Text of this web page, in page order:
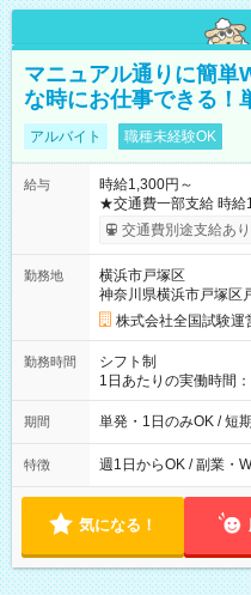
マニュアル通りに簡単
な時にお仕事できる
アルバイト 職種未経験OK
給与
時給1,300円～
★交通費一部支給 時
※勤務回数により昇給
り！】 希望される場
例】 ・河合塾模擬試験
×8時間＝日収10,400
円の場合あり ・国家
円（役割手当＋100円）
間】試用期間なし
交通費別途支給あり
勤務地
横浜市戸塚区
神奈川県横浜市戸塚区
株式会社全国試験運
勤務時間
シフト制
1日あたりの実働時間
間は 試験により異な
期間 単発・1日のみOK / 短
特徴 週1日からOK / 副業・
気になる！